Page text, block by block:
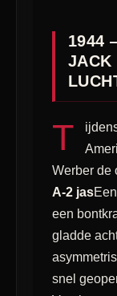
1944
JACK
T
Werber de
A-2 jas
een
gladde
snel